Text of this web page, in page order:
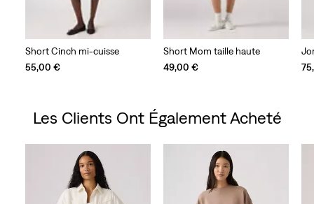
Short Cinch mi-cuisse
55,00 €
Short Mom taille haute
49,00 €
Les Clients Ont Également Acheté